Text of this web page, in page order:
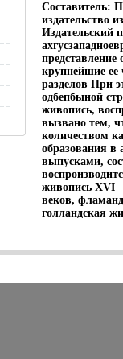
Составитель:
издательство
Издательский
представление
крупнейшие ее
разделов При
одбепбыной
живопись,
вызвано тем,
количеством
образования в
выпусками,
живопись XVI
веков,
голландская